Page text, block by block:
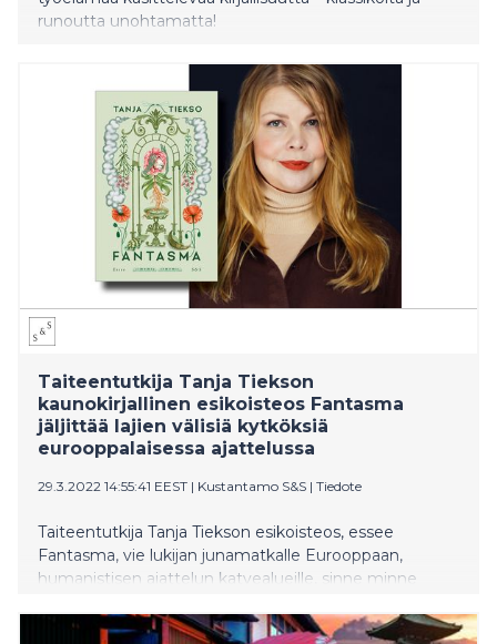
runoutta unohtamatta!
Taiteentutkija Tanja Tiekson
kaunokirjallinen esikoisteos Fantasma
jäljittää lajien välisiä kytköksiä
eurooppalaisessa ajattelussa
29.3.2022 14:55:41 EEST | Kustantamo S&S | Tiedote
Taiteentutkija Tanja Tiekson esikoisteos, essee
Fantasma, vie lukijan junamatkalle Eurooppaan,
humanistisen ajattelun katvealueille, sinne minne
olennot on haluttu piilottaa.